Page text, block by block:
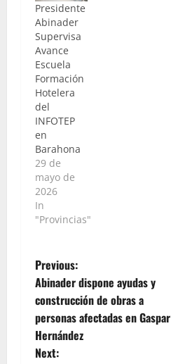
Presidente
Abinader
Supervisa
Avance
Escuela
Formación
Hotelera
del
INFOTEP
en
Barahona
29 de
mayo de
2026
In
"Provincias"
P
o
s
Previous:
Abinader dispone ayudas y
construcción de obras a
personas afectadas en Gaspar
Hernández
Next: